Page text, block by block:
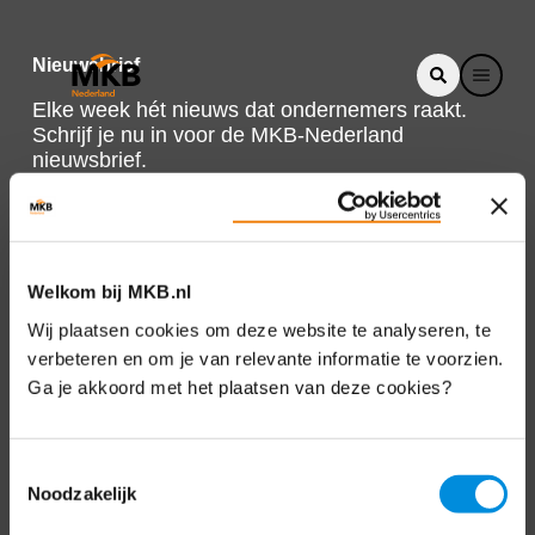
Welkom bij MKB.nl
Wij plaatsen cookies om deze website te analyseren, te
verbeteren en om je van relevante informatie te voorzien.
Ga je akkoord met het plaatsen van deze cookies?
Noodzakelijk
Nieuwsbrief
Elke week hét nieuws dat ondernemers raakt.
Schrijf je nu in voor de MKB-Nederland
nieuwsbrief.
Direct naar
Over ons
Bezuidenhoutseweg 12